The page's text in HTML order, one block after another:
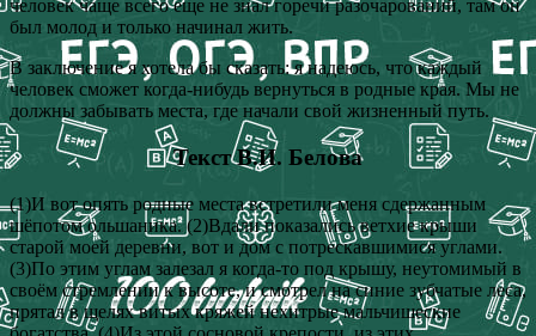
человек чаще всего еще не знал горечи разочарований, там он
был молод и только начинал жить.
В заключение я хотела бы сказать: я надеюсь, что каждый
человек сможет когда-нибудь вернуться в родные края. Мы не
должны забывать места, где начали свой жизненный путь.
Текст В.И. Белова
(1)И вот опять родные места встретили меня сдержанным
шёпотом ольшаника. (2)Вдали показались ветхие крыши
старой моей деревни, вот и дом с потрескавшимися углами.
(3)По этим углам залезал я когда-то под крышу, неутомимый в
своём стремлении к высоте, и смотрел на синие зубчатые леса,
прятал в щелях витых кряжей нехитрые мальчишеские